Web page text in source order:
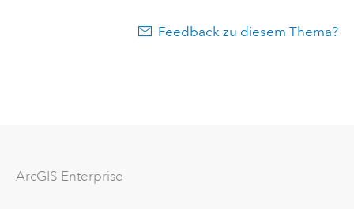
Feedback zu diesem Thema?
ArcGIS Enterprise